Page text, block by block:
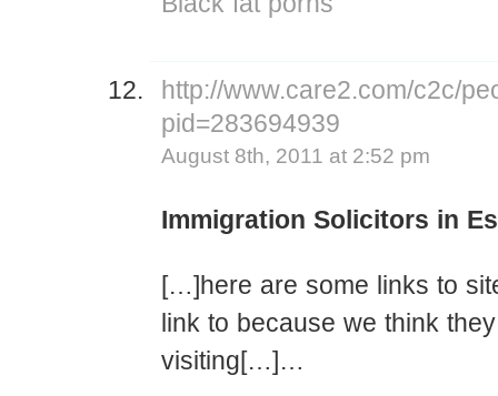
http://www.care2.com/c2c/
pid=283694939
August 8th, 2011 at 2:52 pm
Immigration Solicitors in
[…]here are some links to
link to because we think
visiting[…]…